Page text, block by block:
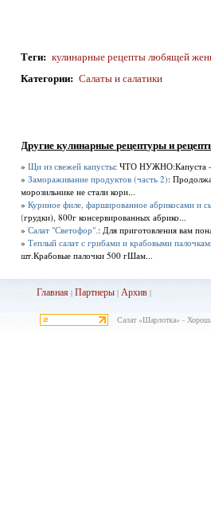
Теги: кулинарные рецепты любящей
Категории: Салаты и салатики
Другие кулинарные рецептуры и
»Щи из свежей капусты: ЧТО НУЖНО:Капуста –
»Замораживание продуктов (часть 2):
морозильнике не стали кори...
»Куриное филе, фаршированное абрикосами и
(грудки), 800г консервированных абрико...
»Салат "Светофор". : Для приготовления вам
»Теплый салат с грибами и крабовыми
шт.Крабовые палочки 500 гШам...
Главная |Партнеры |Архив |
Салат «Шарлотка» -